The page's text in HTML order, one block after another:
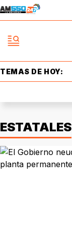
TEMAS DE HOY:
ESTATALES